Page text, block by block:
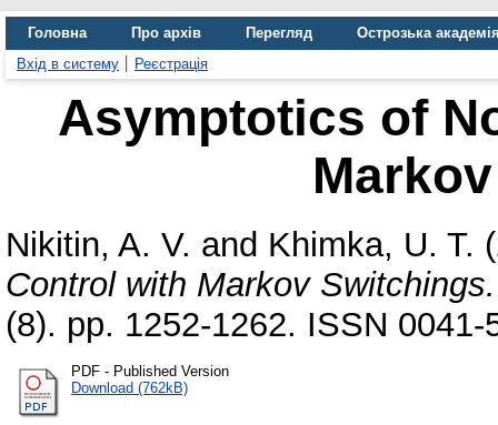
Головна Про архів Перегляд
Острозька
Вхід в систему
Реєстрація
Asymptotics of
Nikitin, A. V. and Khimka, U. T.
Control with Markov Switchings.
(8). pp. 1252-1262. ISSN 0041-
PDF - Published Version
Download (762kB)